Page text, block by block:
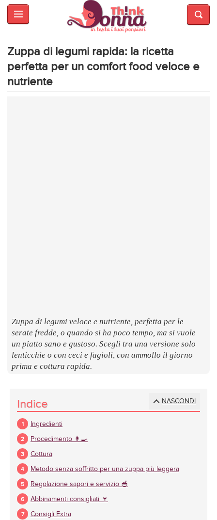
HOME
E
BELLEZZA
MODA
Zuppa di legumi rapida: la ricetta
perfetta per un comfort food veloce e
nutriente
Zuppa di legumi veloce e nutriente, perfetta per le
serate fredde, o quando si ha poco tempo, ma si vuole
un piatto sano e gustoso. Scegli tra una versione solo
lenticchie o con ceci e fagioli, con ammollo il giorno
prima e cottura rapida.
NASCONDI
Indice
Ingredienti
Procedimento 👩‍🍳
Cottura
Metodo senza soffritto per una zuppa più leggera
Regolazione sapori e servizio 🥣
Abbinamenti consigliati 🍷
Consigli Extra